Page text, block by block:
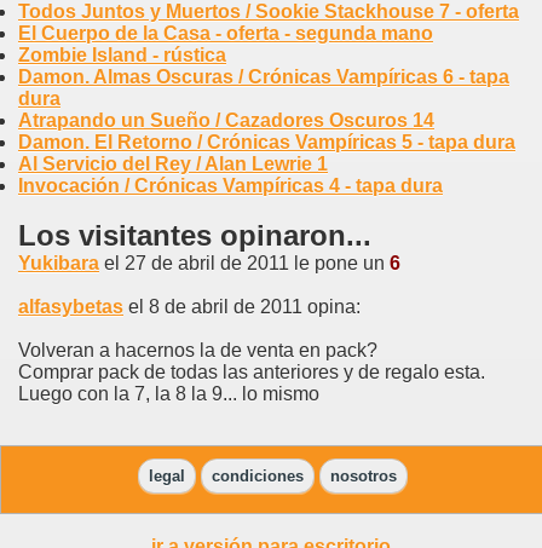
Todos Juntos y Muertos / Sookie Stackhouse 7 - oferta
El Cuerpo de la Casa - oferta - segunda mano
Zombie Island - rústica
Damon. Almas Oscuras / Crónicas Vampíricas 6 - tapa
dura
Atrapando un Sueño / Cazadores Oscuros 14
Damon. El Retorno / Crónicas Vampíricas 5 - tapa dura
Al Servicio del Rey / Alan Lewrie 1
Invocación / Crónicas Vampíricas 4 - tapa dura
Los visitantes opinaron...
Yukibara el 27 de abril de 2011 le pone un 6
alfasybetas el 8 de abril de 2011 opina:
Volveran a hacernos la de venta en pack?
Comprar pack de todas las anteriores y de regalo esta.
Luego con la 7, la 8 la 9... lo mismo
legal condiciones nosotros